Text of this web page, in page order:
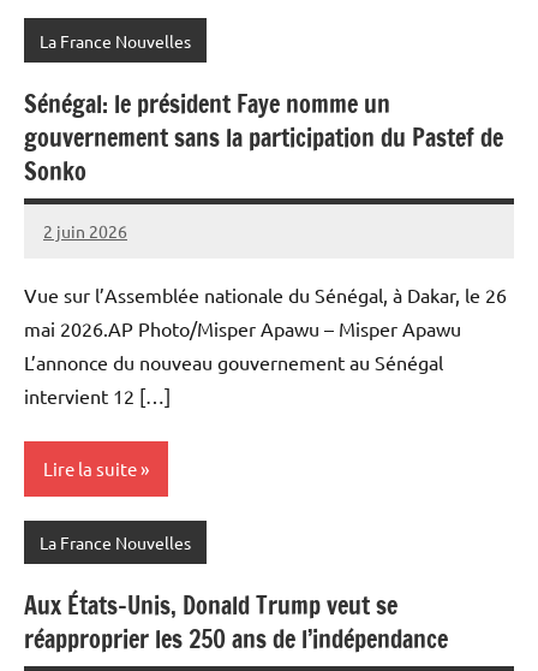
La France Nouvelles
Sénégal: le président Faye nomme un
gouvernement sans la participation du Pastef de
Sonko
2 juin 2026
Admins
Vue sur l’Assemblée nationale du Sénégal, à Dakar, le 26
mai 2026.AP Photo/Misper Apawu – Misper Apawu
L’annonce du nouveau gouvernement au Sénégal
intervient 12 […]
Lire la suite
La France Nouvelles
Aux États-Unis, Donald Trump veut se
réapproprier les 250 ans de l’indépendance